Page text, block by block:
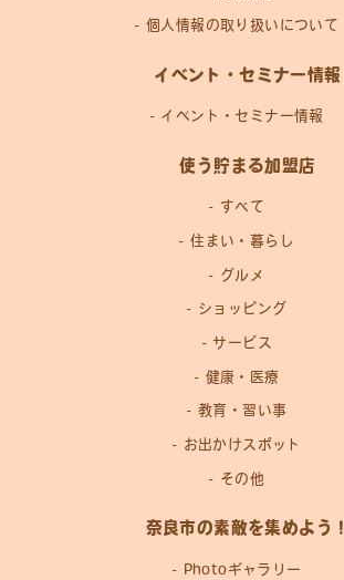
個人情報の取り扱いについて
イベント・セミナー情報
イベント・セミナー情報
使う貯まる加盟店
すべて
住まい・暮らし
グルメ
ショッピング
サービス
健康・医療
教育・習い事
お出かけスポット
その他
奈良市の素敵を集めよう！
Photoギャラリー